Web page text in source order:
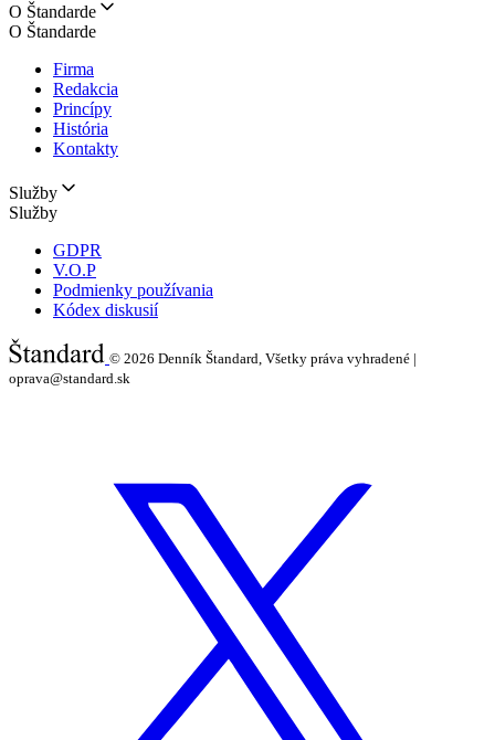
O Štandarde
O Štandarde
Firma
Redakcia
Princípy
História
Kontakty
Služby
Služby
GDPR
V.O.P
Podmienky používania
Kódex diskusií
© 2026 Denník Štandard, Všetky práva vyhradené |
oprava@standard.sk